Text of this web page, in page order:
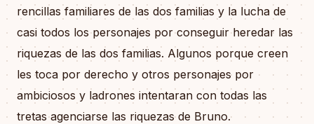
rencillas familiares de las dos familias y la lucha de
casi todos los personajes por conseguir heredar las
riquezas de las dos familias. Algunos porque creen
les toca por derecho y otros personajes por
ambiciosos y ladrones intentaran con todas las
tretas agenciarse las riquezas de Bruno.